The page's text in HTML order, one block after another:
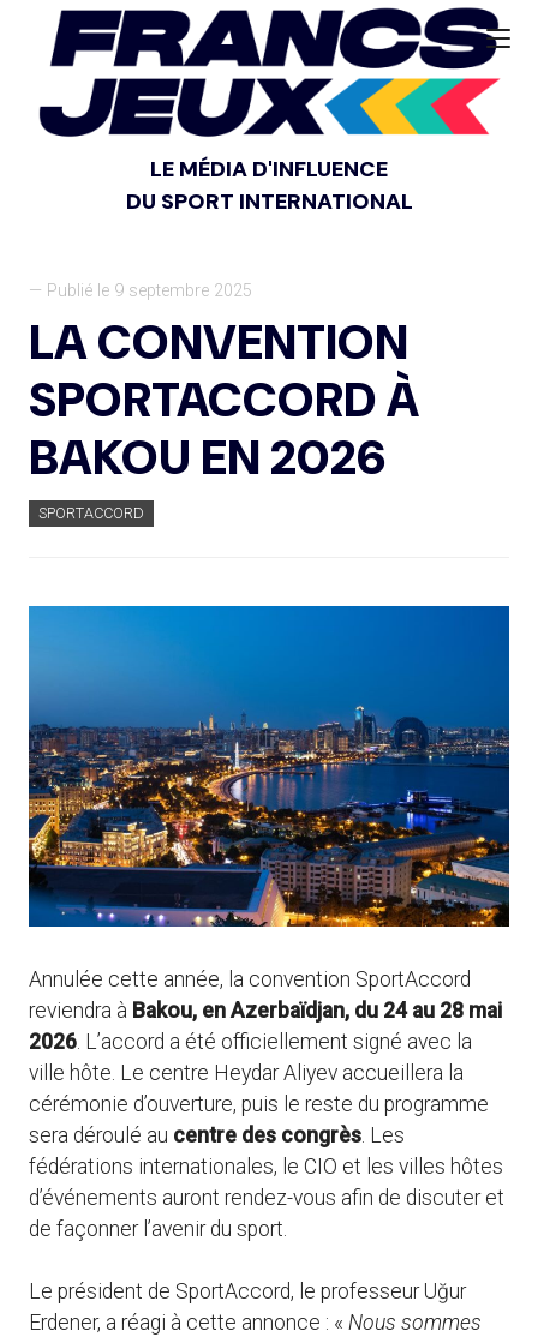
LE MÉDIA D'INFLUENCE
DU SPORT INTERNATIONAL
— Publié le 9 septembre 2025
LA CONVENTION
SPORTACCORD À
BAKOU EN 2026
SPORTACCORD
Annulée cette année, la convention SportAccord
reviendra à Bakou, en Azerbaïdjan, du 24 au 28 mai
2026 . L’accord a été officiellement signé avec la
ville hôte. Le centre Heydar Aliyev accueillera la
cérémonie d’ouverture, puis le reste du programme
sera déroulé au centre des congrès . Les
fédérations internationales, le CIO et les villes hôtes
d’événements auront rendez-vous afin de discuter et
de façonner l’avenir du sport.
Le président de SportAccord, le professeur Uğur
Erdener, a réagi à cette annonce : « Nous sommes